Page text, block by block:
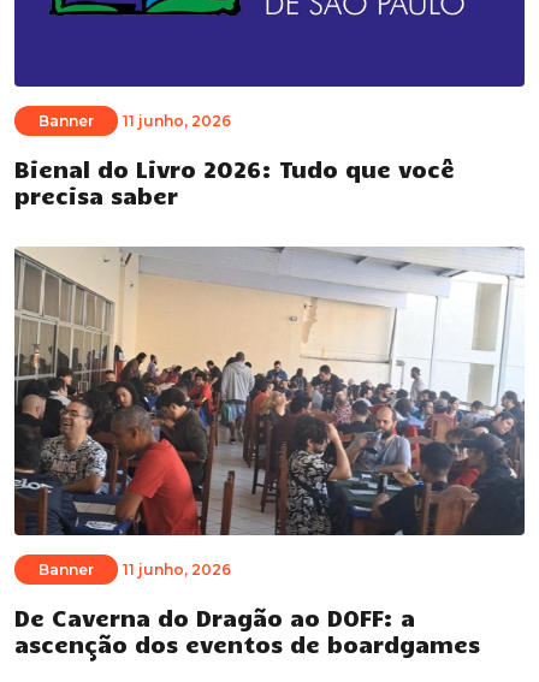
Banner 11 junho, 2026
Bienal do Livro 2026: Tudo que você
precisa saber
Banner 11 junho, 2026
De Caverna do Dragão ao DOFF: a
ascenção dos eventos de boardgames